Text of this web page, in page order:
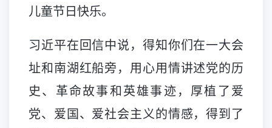
儿童节日快乐。
习近平在回信中说，得知你们在一大会
址和南湖红船旁，用心用情讲述党的历
史、革命故事和英雄事迹，厚植了爱
党、爱国、爱社会主义的情感，得到了